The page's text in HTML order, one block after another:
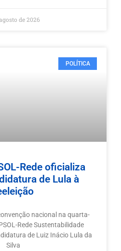
de 2026
POLÍTICA
Rede oficializa
de Lula à
nacional na quarta-
Rede Sustentabilidade
de Luiz Inácio Lula da
Silva